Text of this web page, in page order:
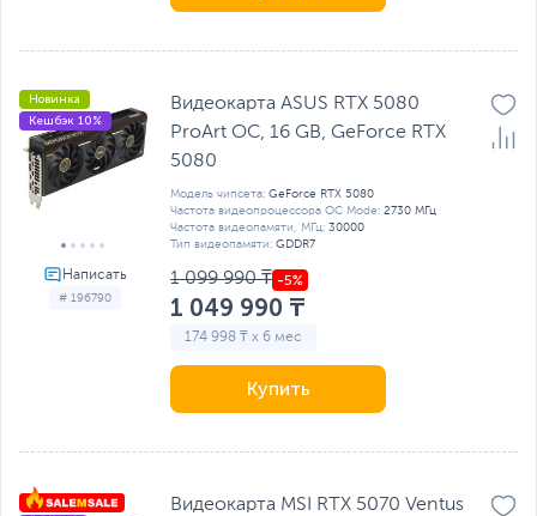
# 196790
Новинка
Кешбэк 10%
Видеокарта ASUS RTX 5080
ProArt OC, 16 GB, GeForce RTX
5080
Модель чипсета: GeForce RTX 5080
Частота видеопроцессора OC Mode: 2730 МГц
Частота видеопамяти, МГц: 30000
Тип видеопамяти: GDDR7
1 099 990 ₸
1 049 990 ₸
174 998 ₸ x 6 мес
Купить
Видеокарта MSI RTX 5070 Ventus